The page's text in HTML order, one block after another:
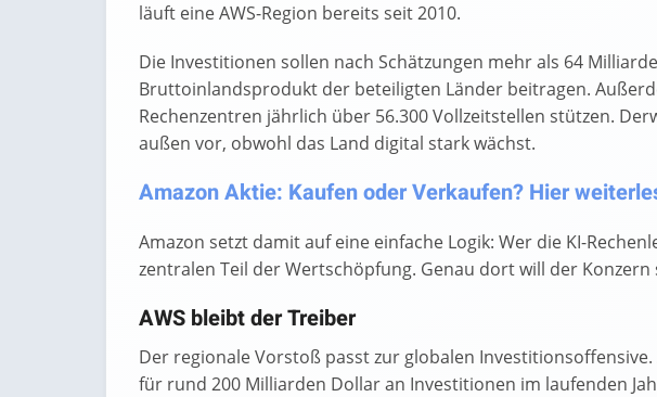
läuft eine AWS-Region bereits seit 2010.
Die Investitionen sollen nach Schätzungen mehr als 64
Bruttoinlandsprodukt der beteiligten Länder beitragen.
Rechenzentren jährlich über 56.300 Vollzeitstellen stützen.
außen vor, obwohl das Land digital stark wächst.
Amazon Aktie: Kaufen oder Verkaufen? Hier
Amazon setzt damit auf eine einfache Logik: Wer die KI-
zentralen Teil der Wertschöpfung. Genau dort will der
AWS bleibt der Treiber
Der regionale Vorstoß passt zur globalen
für rund 200 Milliarden Dollar an Investitionen im laufenden